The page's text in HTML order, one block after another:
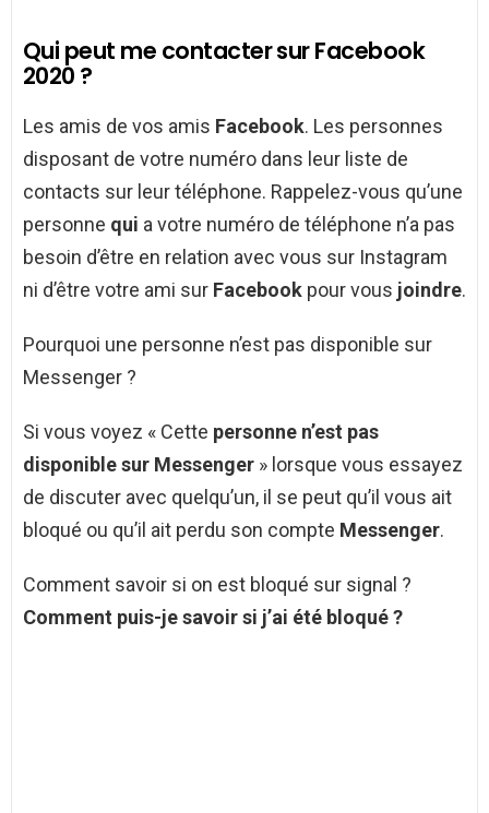
Qui peut me contacter sur Facebook
2020 ?
Les amis de vos amis Facebook. Les personnes
disposant de votre numéro dans leur liste de
contacts sur leur téléphone. Rappelez-vous qu’une
personne qui a votre numéro de téléphone n’a pas
besoin d’être en relation avec vous sur Instagram
ni d’être votre ami sur Facebook pour vous joindre.
Pourquoi une personne n’est pas disponible sur
Messenger ?
Si vous voyez « Cette personne n’est pas
disponible sur Messenger » lorsque vous essayez
de discuter avec quelqu’un, il se peut qu’il vous ait
bloqué ou qu’il ait perdu son compte Messenger.
Comment savoir si on est bloqué sur signal ?
Comment puis-jesavoir si j’ai été bloqué?